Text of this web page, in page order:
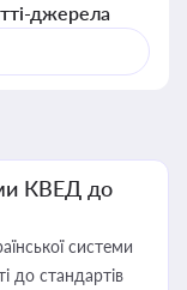
джерела
КВЕД до
системи
до стандартів